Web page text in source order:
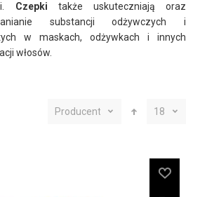
Czepki także uskuteczniają oraz
substancji odżywczych i
w maskach, odżywkach i innych
włosów.
Producent 18